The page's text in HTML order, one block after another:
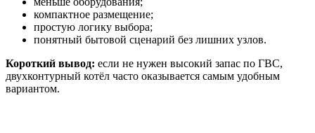
компактное размещение;
простую логику выбора;
понятный бытовой сценарий без лишних узлов.
Короткий вывод: если не нужен высокий запас по ГВС,
двухконтурный котёл часто оказывается самым удобным
вариантом.